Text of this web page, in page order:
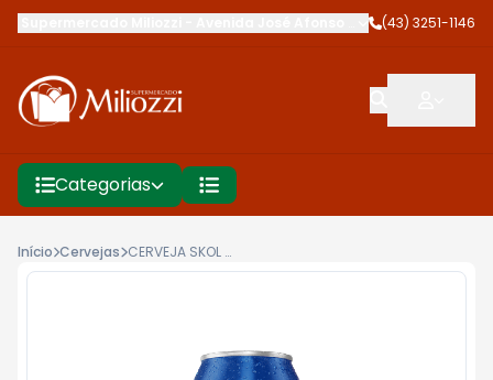
Avenida José Afonso dos Santos,Cambé
(43) 3251-1146
Categorias
Início Cervejas CERVEJA SKOL BEATS SENSES 473ML LT SENSE